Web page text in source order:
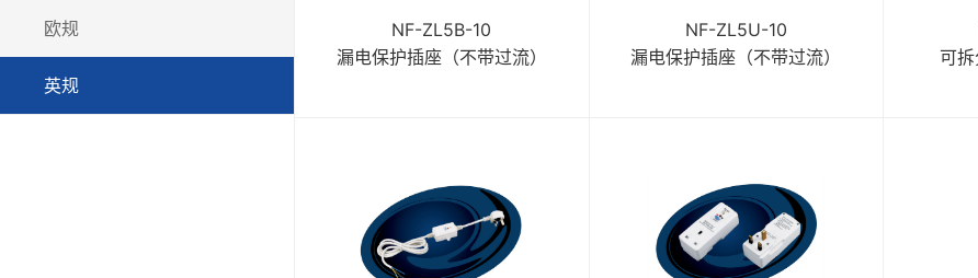
漏电保护器-NC系列
漏电保护器-NE系列
欧规
英规
NF-ZL5B-10
漏电保护插座（不带过流）
NF-ZL5U-10
漏电保护插座（不带过流）
可